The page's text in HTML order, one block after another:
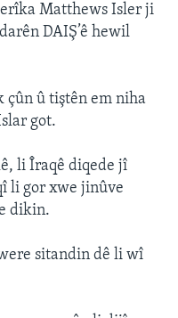
Matthews Isler ji
DAIŞ’ê hewil
çûn û tiştên em niha
got.
li Îraqê diqede jî
li gor xwe jinûve
dikin.
were sitandin dê li wî